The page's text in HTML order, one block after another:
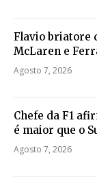
Flavio briatore
McLaren e
Agosto 7, 2026
Chefe da F1
é maior que o
Agosto 7, 2026